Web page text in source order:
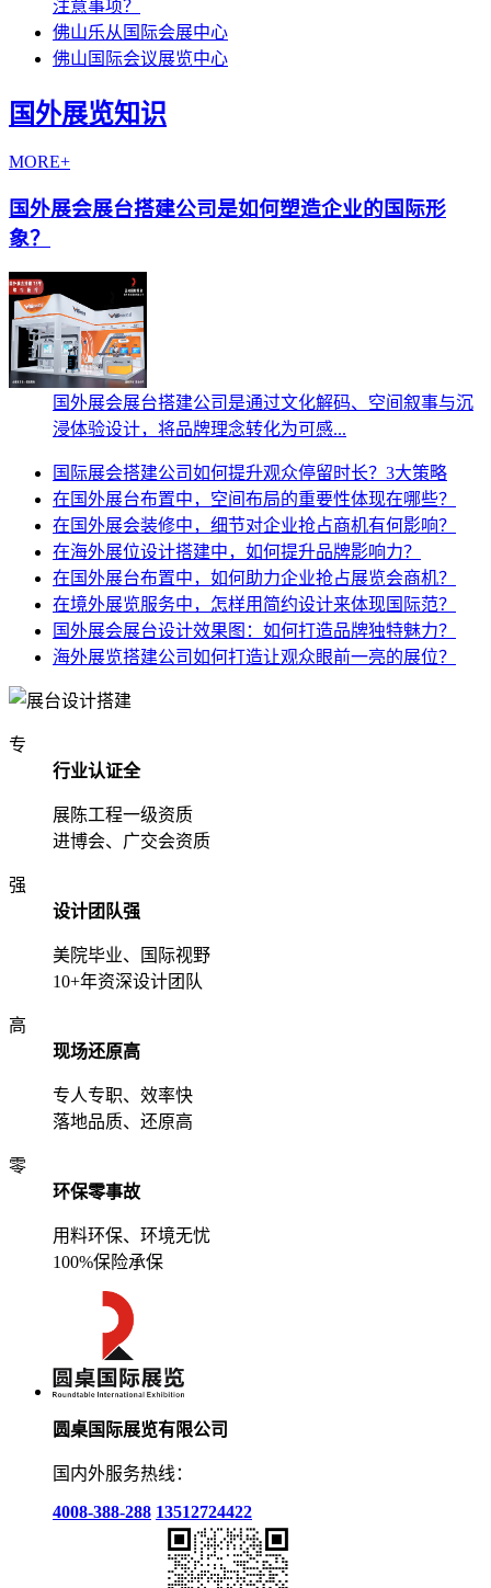
注意事项？
佛山乐从国际会展中心
佛山国际会议展览中心
国外展览知识
MORE+
国外展会展台搭建公司是如何塑造企业的国际形
象？
国外展会展台搭建公司是通过文化解码、空间叙事与沉
浸体验设计，将品牌理念转化为可感...
国际展会搭建公司如何提升观众停留时长？3大策略
在国外展台布置中，空间布局的重要性体现在哪些？
在国外展会装修中，细节对企业抢占商机有何影响？
在海外展位设计搭建中，如何提升品牌影响力？
在国外展台布置中，如何助力企业抢占展览会商机？
在境外展览服务中，怎样用简约设计来体现国际范？
国外展会展台设计效果图：如何打造品牌独特魅力？
海外展览搭建公司如何打造让观众眼前一亮的展位？
专
行业认证全
展陈工程一级资质
进博会、广交会资质
强
设计团队强
美院毕业、国际视野
10+年资深设计团队
高
现场还原高
专人专职、效率快
落地品质、还原高
零
环保零事故
用料环保、环境无忧
100%保险承保
圆桌国际展览有限公司
国内外服务热线：
4008-388-288 13512724422